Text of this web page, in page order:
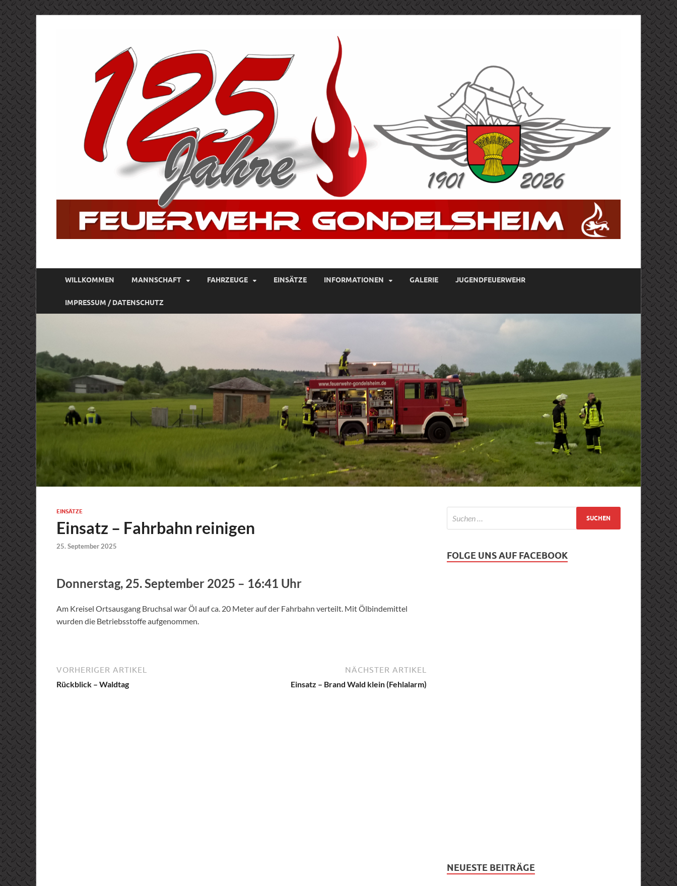
FREIWILLIGE FEUERWEHR GONDELSHEIM
WILLKOMMEN MANNSCHAFT FAHRZEUGE EINSÄTZE INFORMATIONEN GALERIE JUGENDFEUERWEHR
IMPRESSUM / DATENSCHUTZ
EINSÄTZE
Einsatz – Fahrbahn reinigen
25. September 2025
Donnerstag, 25. September 2025 – 16:41 Uhr
Am Kreisel Ortsausgang Bruchsal war Öl auf ca. 20 Meter auf der Fahrbahn verteilt. Mit Ölbindemittel
wurden die Betriebsstoffe aufgenommen.
VORHERIGER ARTIKEL
Rückblick – Waldtag
NÄCHSTER ARTIKEL
Einsatz – Brand Wald klein (Fehlalarm)
FOLGE UNS AUF FACEBOOK
NEUESTE BEITRÄGE